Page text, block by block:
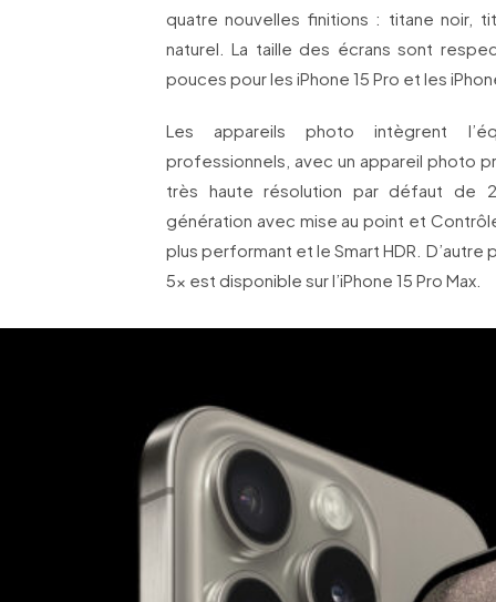
quatre nouvelles finitions : titane noir,
naturel. La taille des écrans sont
pouces pour les iPhone 15 Pro et les
Les appareils photo intègrent
professionnels, avec un appareil photo
très haute résolution par défaut de
génération avec mise au point et
plus performant et le Smart HDR.
5x est disponible sur l’iPhone 15 Pro Max.